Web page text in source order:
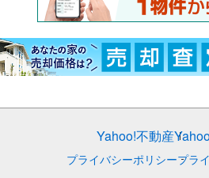
Yahoo!不動産
プライバシーポリシープラ